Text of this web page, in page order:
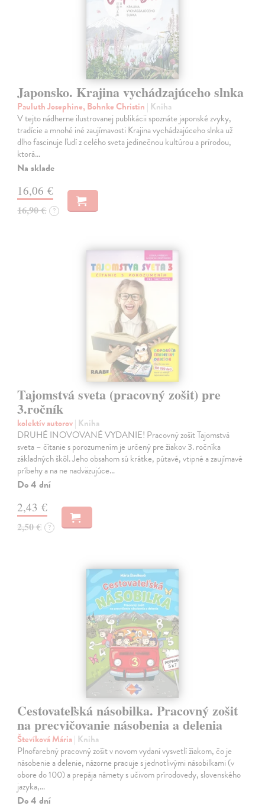
Japonsko. Krajina vychádzajúceho slnka
Pauluth Josephine, Bohnke Christin | Kniha
V tejto nádherne ilustrovanej publikácii spoznáte japonské zvyky,
tradície a mnohé iné zaujímavosti Krajina vychádzajúceho slnka už
dlho fascinuje ľudí z celého sveta jedinečnou kultúrou a prírodou,
ktorá…
Na sklade
16,06 €
16,90 € ?
Tajomstvá sveta (pracovný zošit) pre
3.ročník
kolektív autorov| Kniha
DRUHÉ INOVOVANÉ VYDANIE! Pracovný zošit Tajomstvá
sveta – čítanie s porozumením je určený pre žiakov 3. ročníka
základných škôl. Jeho obsahom sú krátke, pútavé, vtipné a zaujímavé
príbehy a na ne nadväzujúce…
Do 4 dní
2,43 €
2,50 € ?
Cestovateľská násobilka. Pracovný zošit
na precvičovanie násobenia a delenia
Števíková Mária| Kniha
Plnofarebný pracovný zošit v novom vydaní vysvetlí žiakom, čo je
násobenie a delenie, názorne pracuje s jednotlivými násobilkami (v
obore do 100) a prepája námety s učivom prírodovedy, slovenského
jazyka,…
Do 4 dní